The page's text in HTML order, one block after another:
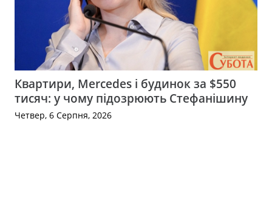
Квартири, Mercedes і будинок за $550
тисяч: у чому підозрюють Стефанішину
Четвер, 6 Серпня, 2026